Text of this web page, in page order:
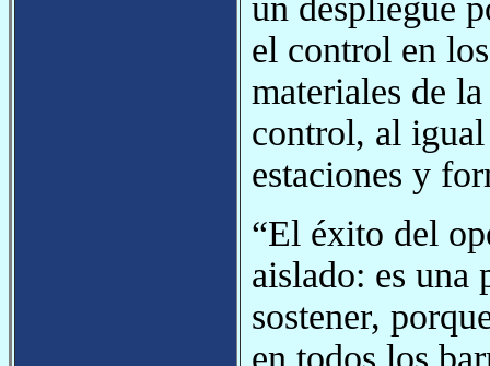
el control en
materiales de
control, al
estaciones y
“El éxito del
aislado: es una
sostener,
en todos los